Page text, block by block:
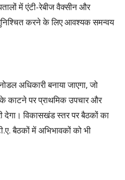
में एंटी-रेबीज वैक्सीन और
करने के लिए आवश्यक समन्वय
अधिकारी बनाया जाएगा, जो
के काटने पर प्राथमिक उपचार और
देगा। विकासखंड स्तर पर बैठकों का
बैठकों में अभिभावकों को भी